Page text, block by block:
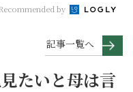
by
記事一覧へ
たいと母は言